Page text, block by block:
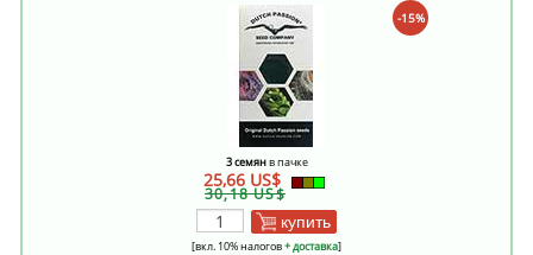
-15%
3 семянв пачке
25,66 US$
30,18 US$
купить
[вкл. 10% налогов+ доставка]